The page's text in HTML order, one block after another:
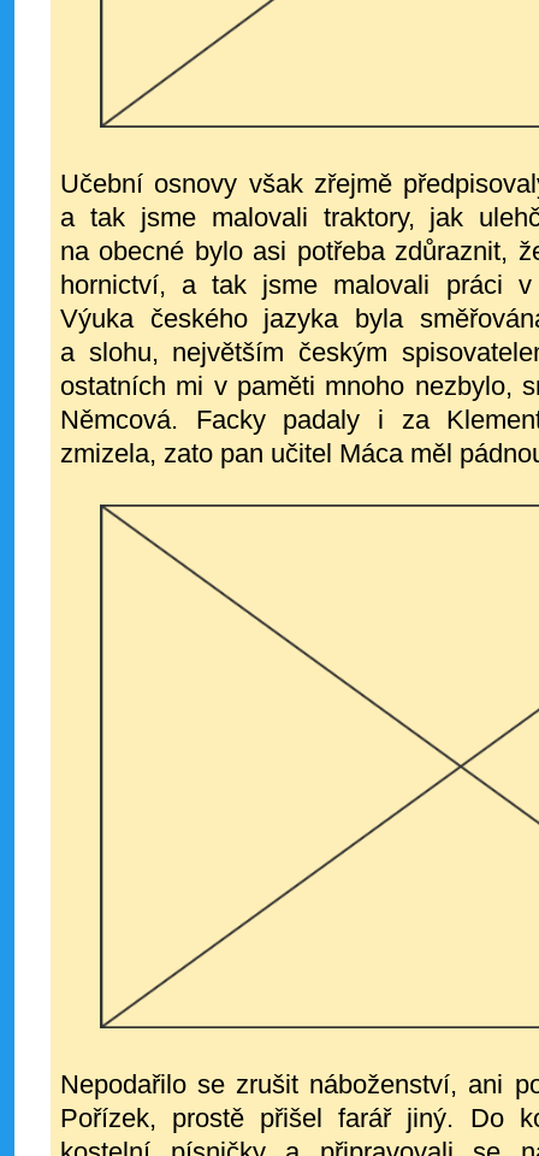
Učební osnovy však zřejmě
a tak jsme malovali traktory, jak
na obecné bylo asi potřeba zdůraznit,
hornictví, a tak jsme malovali práci v
Výuka českého jazyka byla
a slohu, největším českým
ostatních mi v paměti mnoho nezbylo,
Němcová. Facky padaly i za
zmizela, zato pan učitel Máca měl
Nepodařilo se zrušit náboženství, ani
Pořízek, prostě přišel farář jiný. Do